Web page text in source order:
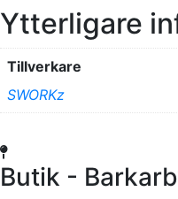
Ytterligare
Tillverkare
SWORKz
Butik -